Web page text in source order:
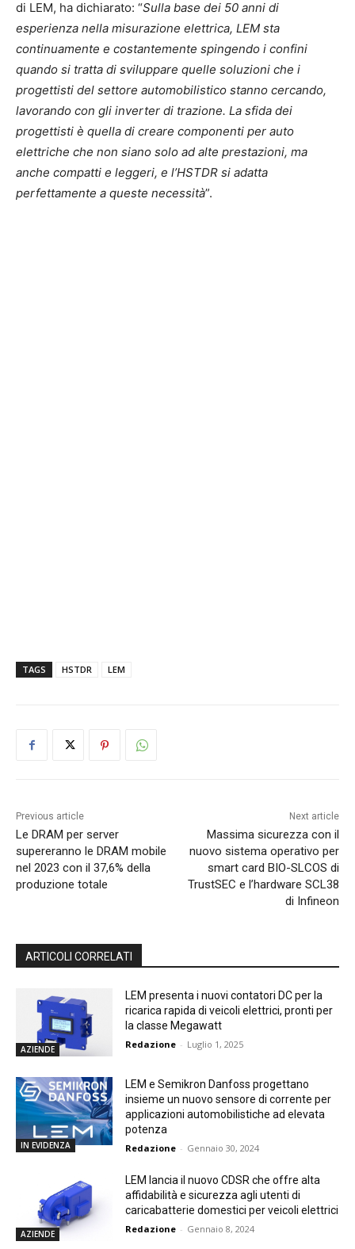
di LEM, ha dichiarato: “Sulla base dei 50 anni di
esperienza nella misurazione elettrica, LEM sta
continuamente e costantemente spingendo i confini
quando si tratta di sviluppare quelle soluzioni che i
progettisti del settore automobilistico stanno cercando,
lavorando con gli inverter di trazione. La sfida dei
progettisti è quella di creare componenti per auto
elettriche che non siano solo ad alte prestazioni, ma
anche compatti e leggeri, e l’HSTDR si adatta
perfettamente a queste necessità”.
TAGS HSTDR LEM
Previous article
Le DRAM per server
supereranno le DRAM mobile
nel 2023 con il 37,6% della
produzione totale
Next article
Massima sicurezza con il
nuovo sistema operativo per
smart card BIO-SLCOS di
TrustSEC e l’hardware SCL38
di Infineon
ARTICOLI CORRELATI
AZIENDE
LEM presenta i nuovi contatori DC per la
ricarica rapida di veicoli elettrici, pronti per
la classe Megawatt
Redazione - Luglio 1, 2025
IN EVIDENZA
LEM e Semikron Danfoss progettano
insieme un nuovo sensore di corrente per
applicazioni automobilistiche ad elevata
potenza
Redazione - Gennaio 30, 2024
AZIENDE
LEM lancia il nuovo CDSR che offre alta
affidabilità e sicurezza agli utenti di
caricabatterie domestici per veicoli elettrici
Redazione - Gennaio 8, 2024